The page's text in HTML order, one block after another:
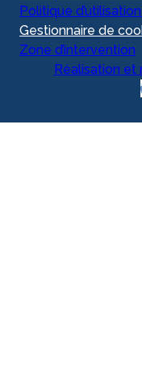
Politique
Gestionnaire de
Zone d’intervention
Réalisation et